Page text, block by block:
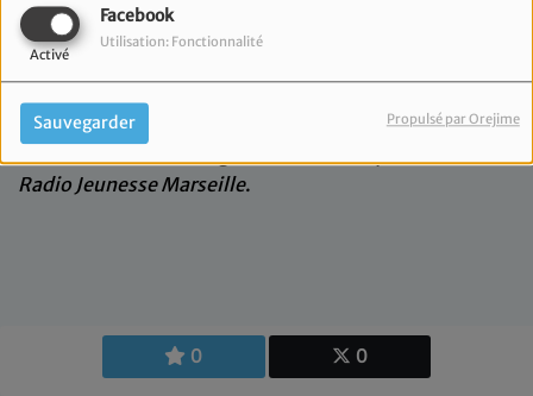
Facebook
Activé
Utilisation: Fonctionnalité
Sauvegarder Propulsé par Orejime
0 0
mercredi dans le
Musicathème. Elle est
Radio Jeunesse Marseille.